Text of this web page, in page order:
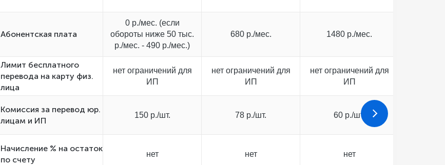
Абонентская плата
0 р./мес. (если
обороты ниже 50 тыс.
р./мес. - 490 р./мес.)
680 р./мес. 1480 р./мес.
Лимит бесплатного
перевода на карту физ.
лица
нет ограничений для
ИП
нет ограничений для
ИП
нет ограничений для
ИП
Комиссия за перевод юр.
лицам и ИП
150 р./шт. 78 р./шт. 60 р./шт.
Начисление % на остаток
по счету
нет нет нет